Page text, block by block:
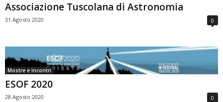
Associazione Tuscolana di Astronomia
31 Agosto 2020 0
Mostre e Incontri
ESOF 2020
28 Agosto 2020 0